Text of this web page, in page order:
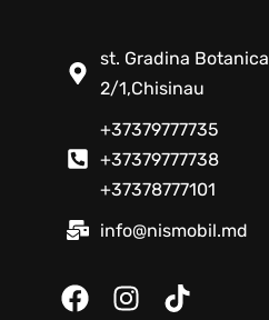
st. Gradina Botanica
2/1,Chisinau
+37379777735
+37379777738
+37378777101
info@nismobil.md